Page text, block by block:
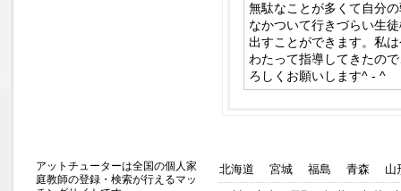
無駄なことが多くて自分
なかついて行きづらい生
出すことができます。私
わたって指導してきたの
ろしくお願いします^ - ^
アットチューターは全国の個人家
庭教師の登録・検索が行えるマッ
北海道 宮城 福島 青森
山